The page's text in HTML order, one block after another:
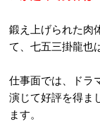
鍛え上げられた肉
て、七五三掛龍也
仕事面では、ドラ
演じて好評を得ま
ます。